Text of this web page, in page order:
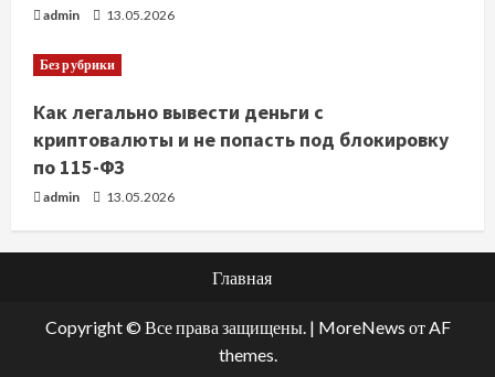
admin 13.05.2026
Без рубрики
Как легально вывести деньги с
криптовалюты и не попасть под блокировку
по 115-ФЗ
admin 13.05.2026
Главная
Copyright © Все права защищены. | MoreNews от AF
themes.